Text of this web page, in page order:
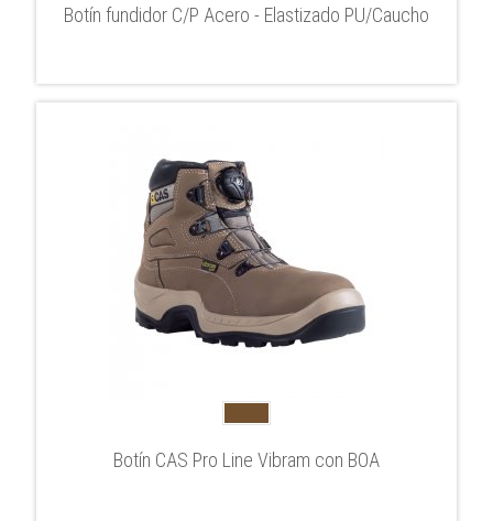
Botín fundidor C/P Acero - Elastizado PU/Caucho
Botín CAS Pro Line Vibram con BOA